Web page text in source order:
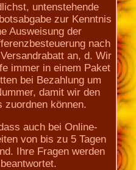
untenstehende
zur Kenntnis
Ausweisung der
nach
an, d. Wir
immer in einem Paket
bei Bezahlung um
damit wir den
zuordnen können.
auch bei Online-
von bis zu 5 Tagen
Ihre Fragen werden